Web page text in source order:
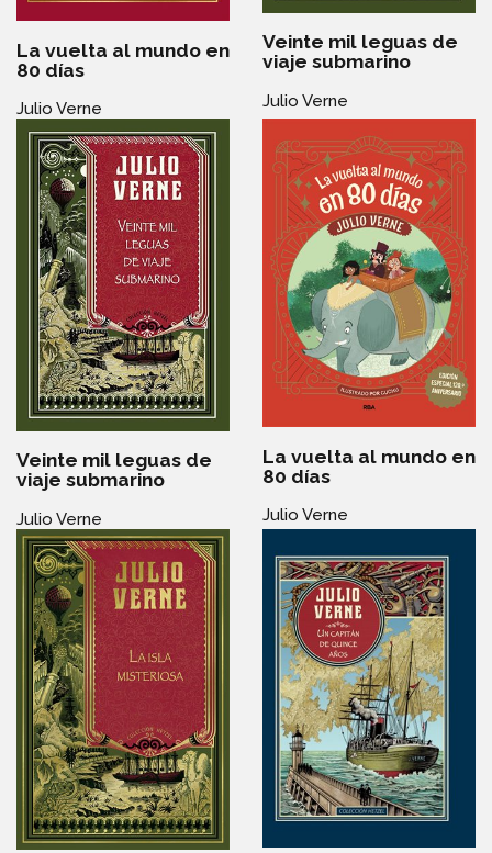
La vuelta al mundo en
80 días
Julio Verne
Veinte mil leguas de
viaje submarino
Julio Verne
Veinte mil leguas de
viaje submarino
Julio Verne
La vuelta al mundo en
80 días
Julio Verne